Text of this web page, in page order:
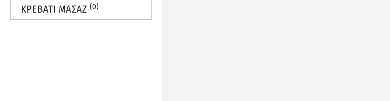
ΚΡΕΒΑΤΙ ΜΑΣΑΖ (0)